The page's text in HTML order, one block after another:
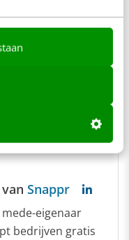
wij
aan
influencer
van Snappr
eigenaar
bedrijven gratis